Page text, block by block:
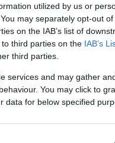
utilized by us or
may separately opt-out of
on the IAB’s list of
third parties on the IAB’s
third parties.
services and may gather
You may click to
data for below specified
oldalán!